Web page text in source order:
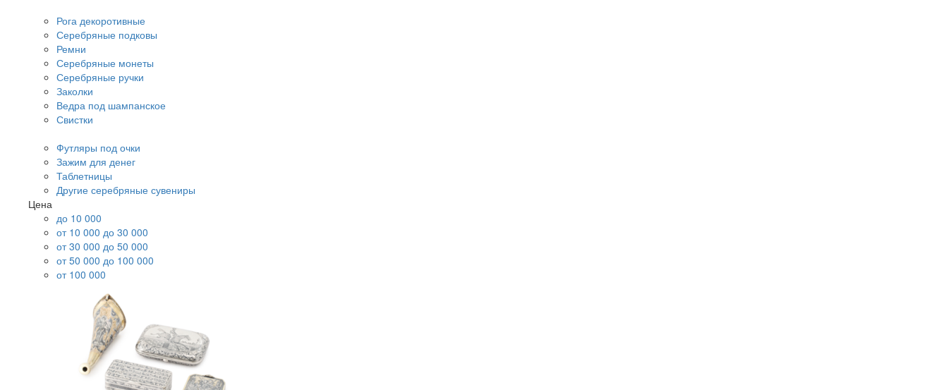
Рога декоротивные
Серебряные подковы
Ремни
Серебряные монеты
Серебряные ручки
Заколки
Ведра под шампанское
Свистки
Футляры под очки
Зажим для денег
Таблетницы
Другие серебряные сувениры
Цена
до 10 000
от 10 000 до 30 000
от 30 000 до 50 000
от 50 000 до 100 000
от 100 000